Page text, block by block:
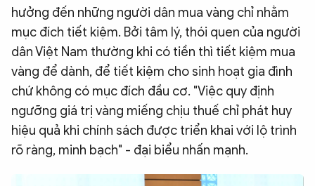
hưởng đến những người dân mua vàng chỉ nhằm
mục đích tiết kiệm. Bởi tâm lý, thói quen của người
dân Việt Nam thường khi có tiền thì tiết kiệm mua
vàng để dành, để tiết kiệm cho sinh hoạt gia đình
chứ không có mục đích đầu cơ. "Việc quy định
ngưỡng giá trị vàng miếng chịu thuế chỉ phát huy
hiệu quả khi chính sách được triển khai với lộ trình
rõ ràng, minh bạch" - đại biểu nhấn mạnh.